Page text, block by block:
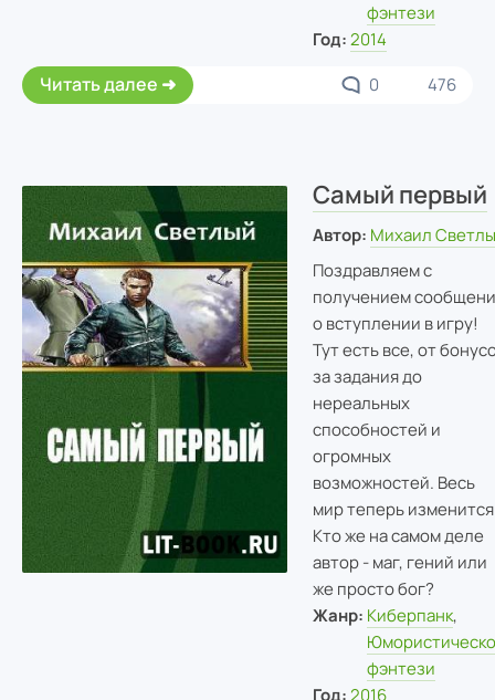
фэнтези
Год: 2014
Читать далее 0 476
Самый первый
Автор: Михаил
Поздравляем с
получением
о вступлении в игру!
Тут есть все, от
за задания до
нереальных
способностей и
огромных
возможностей. Весь
мир теперь
Кто же на самом деле
автор - маг, гений или
же просто бог?
Жанр: Киберпанк,
фэнтези
Год: 2016